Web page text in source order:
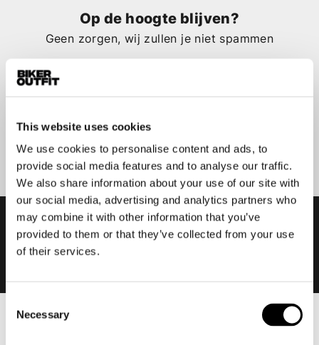
This website uses cookies
We use cookies to personalise content and ads, to
provide social media features and to analyse our traffic.
We also share information about your use of our site with
our social media, advertising and analytics partners who
may combine it with other information that you’ve
provided to them or that they’ve collected from your use
of their services.
Selection
Necessary
Op de hoogte blijven?
Geen zorgen, wij zullen je niet spammen
Aanmelden